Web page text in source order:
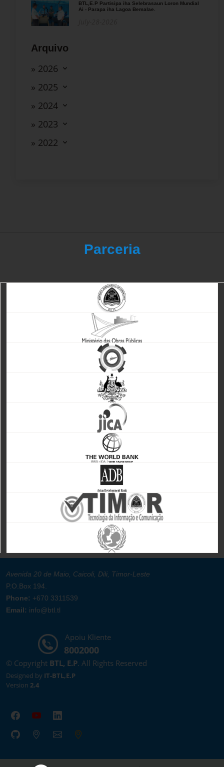
BTL,E.P Partisipa iha Selebrasaun Loron Mundial
Ai - Parapa iha Lagoa Bemalae.
Arquivo
» 2026
» 2025
» 2024
» 2023
» 2022
Parceria
Avenida 20 de Maio, Caicoli, Dili, Timor-Leste
P.O.Box 194.
Phone: +670 3311539
Email: info@btl.tl
Apoiu Kliente
8002000
© Copyright BTL, E.P. All Rights Reserved
Designed by IT-BTL,E.P
Version 2.4